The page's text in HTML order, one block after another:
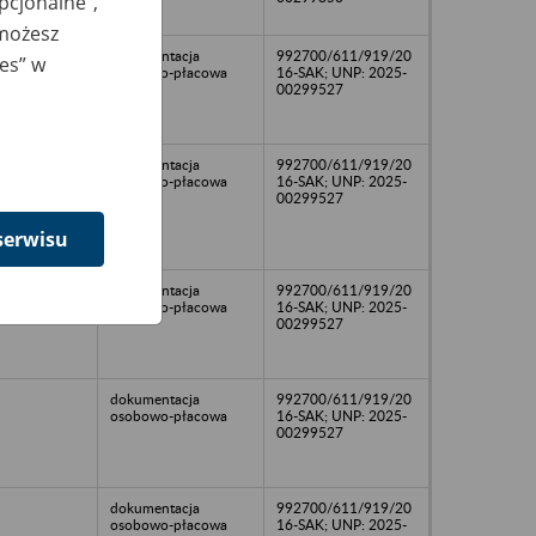
dokumentacja
osobowo-płacowa
992700/611/919/20
16-SAK; UNP: 2025-
00299527
dokumentacja
osobowo-płacowa
992700/611/919/20
16-SAK; UNP: 2025-
00299527
dokumentacja
osobowo-płacowa
992700/611/919/20
16-SAK; UNP: 2025-
00299527
dokumentacja
osobowo-płacowa
992700/611/919/20
16-SAK; UNP: 2025-
00299527
dokumentacja
osobowo-płacowa
992700/611/919/20
16-SAK; UNP: 2025-
w